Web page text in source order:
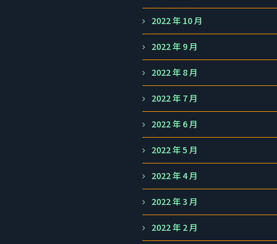
2022 年 10 月
2022 年 9 月
2022 年 8 月
2022 年 7 月
2022 年 6 月
2022 年 5 月
2022 年 4 月
2022 年 3 月
2022 年 2 月